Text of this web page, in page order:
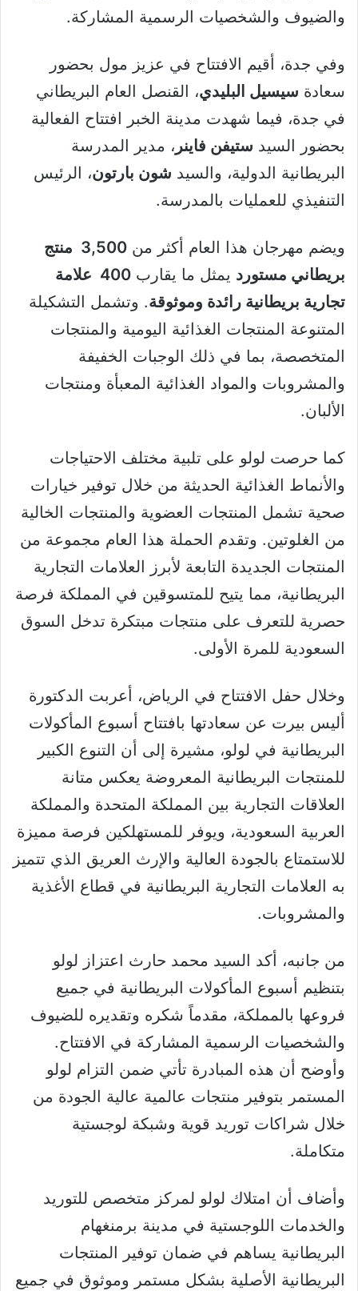
والضيوف والشخصيات الرسمية المشاركة.
وفي جدة، أقيم الافتتاح في عزيز مول بحضور
سعادة سيسيل البليدي، القنصل العام البريطاني
في جدة، فيما شهدت مدينة الخبر افتتاح الفعالية
بحضور السيد ستيفن فاينر ، مدير المدرسة
البريطانية الدولية، والسيد شون بارتون، الرئيس
التنفيذي للعمليات بالمدرسة.
ويضم مهرجان هذا العام أكثر من 3,500 منتج
بريطاني مستورد يمثل ما يقارب 400 علامة
تجارية بريطانية رائدة وموثوقة. وتشمل التشكيلة
المتنوعة المنتجات الغذائية اليومية والمنتجات
المتخصصة، بما في ذلك الوجبات الخفيفة
والمشروبات والمواد الغذائية المعبأة ومنتجات
الألبان.
كما حرصت لولو على تلبية مختلف الاحتياجات
والأنماط الغذائية الحديثة من خلال توفير خيارات
صحية تشمل المنتجات العضوية والمنتجات الخالية
من الغلوتين. وتقدم الحملة هذا العام مجموعة من
المنتجات الجديدة التابعة لأبرز العلامات التجارية
البريطانية، مما يتيح للمتسوقين في المملكة فرصة
حصرية للتعرف على منتجات مبتكرة تدخل السوق
السعودية للمرة الأولى.
وخلال حفل الافتتاح في الرياض، أعربت الدكتورة
أليس بيرت عن سعادتها بافتتاح أسبوع المأكولات
البريطانية في لولو، مشيرة إلى أن التنوع الكبير
للمنتجات البريطانية المعروضة يعكس متانة
العلاقات التجارية بين المملكة المتحدة والمملكة
العربية السعودية، ويوفر للمستهلكين فرصة مميزة
للاستمتاع بالجودة العالية والإرث العريق الذي تتميز
به العلامات التجارية البريطانية في قطاع الأغذية
والمشروبات.
من جانبه، أكد السيد محمد حارث اعتزاز لولو
بتنظيم أسبوع المأكولات البريطانية في جميع
فروعها بالمملكة، مقدماً شكره وتقديره للضيوف
والشخصيات الرسمية المشاركة في الافتتاح.
وأوضح أن هذه المبادرة تأتي ضمن التزام لولو
المستمر بتوفير منتجات عالمية عالية الجودة من
خلال شراكات توريد قوية وشبكة لوجستية
متكاملة.
وأضاف أن امتلاك لولو لمركز متخصص للتوريد
والخدمات اللوجستية في مدينة برمنغهام
البريطانية يساهم في ضمان توفير المنتجات
البريطانية الأصلية بشكل مستمر وموثوق في جميع